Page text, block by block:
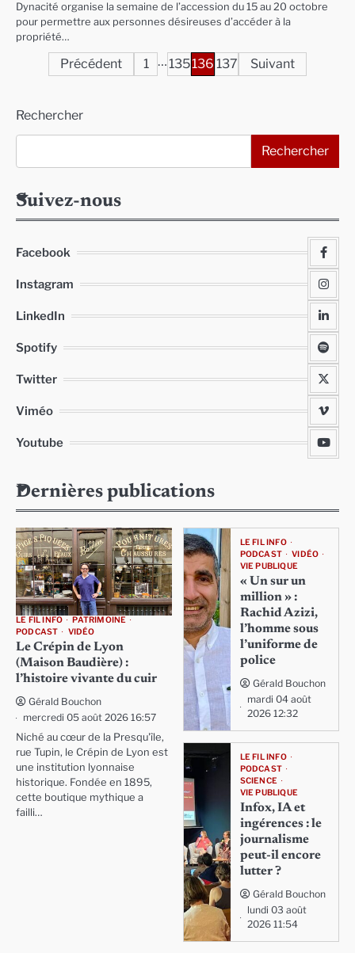
Dynacité organise la semaine de l’accession du 15 au 20 octobre
pour permettre aux personnes désireuses d’accéder à la
propriété…
Pagination
publications
Précédent 1 …135136 137 Suivant
Rechercher
Rechercher
Suivez-nous
Facebook
Instagram
LinkedIn
Spotify
Twitter
Viméo
Youtube
Dernières publications
LE FIL INFO
PATRIMOINE
PODCAST
VIDÉO
Le Crépin de Lyon
(Maison Baudière) :
l’histoire vivante du cuir
Gérald Bouchon
mercredi 05 août 2026 16:57
Niché au cœur de la Presqu'île,
rue Tupin, le Crépin de Lyon est
une institution lyonnaise
historique. Fondée en 1895,
cette boutique mythique a
failli…
LE FIL INFO
PODCAST
VIDÉO
VIE PUBLIQUE
« Un sur un
million » :
Rachid Azizi,
l’homme sous
l’uniforme de
police
Gérald Bouchon
mardi 04 août
2026 12:32
LE FIL INFO
PODCAST
SCIENCE
VIE PUBLIQUE
Infox, IA et
ingérences : le
journalisme
peut-il encore
lutter ?
Gérald Bouchon
lundi 03 août
2026 11:54